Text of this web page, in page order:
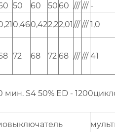
50 60 5060 /// /// -
0,460,422,22,01/// /// 1,0
72 68 72 68 /// /// 41
мин. S4 50% ED -